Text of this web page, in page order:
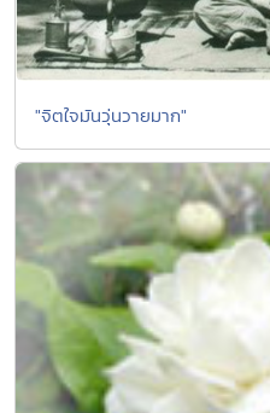
"จิตใจมันวุ่นวายมาก"